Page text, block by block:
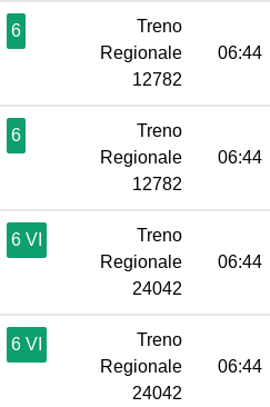
6
Treno
Regionale
12782
06:44
6
Treno
Regionale
12782
06:44
6 VI
Treno
Regionale
24042
06:44
6 VI
Treno
Regionale
24042
06:44